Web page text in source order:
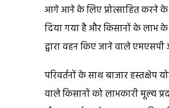
आगे आने के लिए प्रोत्साहित करने
दिया गया है और किसानों के लाभ के
द्वारा वहन किए जाने वाले
परिवर्तनों के साथ बाजार हस्तक्षेप
वाले किसानों को लाभकारी मूल्य